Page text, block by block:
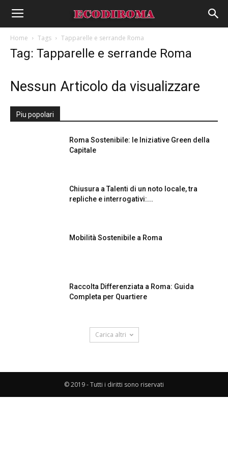
Home Tags Tapparelle e serrande Roma
Tag: Tapparelle e serrande Roma
Nessun Articolo da visualizzare
Piu popolari
Roma Sostenibile: le Iniziative Green della
Capitale
Chiusura a Talenti di un noto locale, tra
repliche e interrogativi:...
Mobilità Sostenibile a Roma
Raccolta Differenziata a Roma: Guida
Completa per Quartiere
Carica altri
© 2019 - Tutti i diritti sono riservati